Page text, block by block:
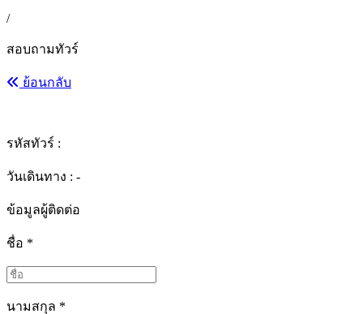
/
สอบถามทัวร์
ย้อนกลับ
รหัสทัวร์ :
วันเดินทาง : -
ข้อมูลผู้ติดต่อ
ชื่อ *
นามสกุล *